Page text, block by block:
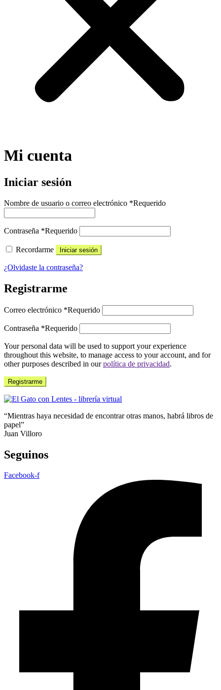
Mi cuenta
Iniciar sesión
Nombre de usuario o correo electrónico *Requerido
Contraseña *Requerido
Recordarme Iniciar sesión
¿Olvidaste la contraseña?
Registrarme
Correo electrónico *Requerido
Contraseña *Requerido
Your personal data will be used to support your experience
throughout this website, to manage access to your account, and for
other purposes described in ourpolítica de privacidad.
Registrarme
“Mientras haya necesidad de encontrar otras manos, habrá libros de
papel”
Juan Villoro
Seguinos
Facebook-f